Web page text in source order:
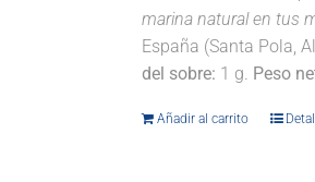
marina natural en tus
España (Santa Pola,
del sobre: 1 g. Peso
Añadir al carrito